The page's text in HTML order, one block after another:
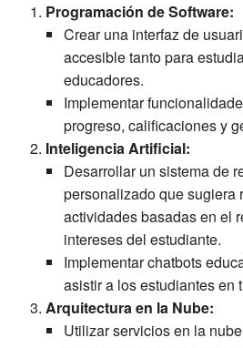
Programación de Software:
Crear una interfaz de
accesible tanto para
educadores.
Implementar
progreso, calificaciones y
Inteligencia Artificial:
Desarrollar un sistema de
personalizado que sugiera
actividades basadas en el
intereses del estudiante.
Implementar chatbots
asistir a los estudiantes en
Arquitectura en la Nube:
Utilizar servicios en la